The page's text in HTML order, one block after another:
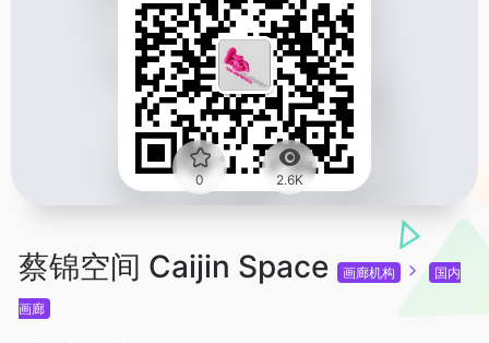
0 2.6K
蔡锦空间 Caijin Space 画廊机构 国内
画廊